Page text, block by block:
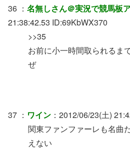
36 ： 名無しさん＠実況で競馬板
21:38:42.53 ID:69KbWX370
>>35
お前に小一時間取られるま
ぜ
37 ： ワイン ：2012/06/23(土)
関東ファンファーレも名曲
えない